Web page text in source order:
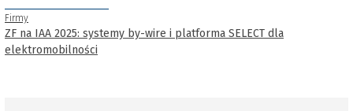
Firmy
ZF na IAA 2025: systemy by-wire i platforma SELECT dla
elektromobilności